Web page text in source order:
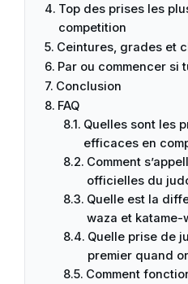
Top des prises les
competition
Ceintures, grades et
Par ou commencer si
Conclusion
FAQ
Quelles sont les
efficaces en
Comment
officielles du
Quelle est la
waza et katame-
Quelle prise de
premier quand
Comment